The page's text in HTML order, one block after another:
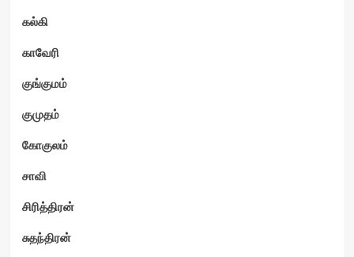
கல்கி
காவேரி
குங்குமம்
குமுதம்
கோகுலம்
சாவி
சிரித்திரன்
சுதந்திரன்